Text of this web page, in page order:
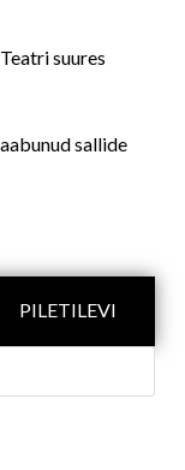
suures
sallide
PILETILEVI